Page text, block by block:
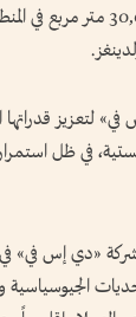
مستودع لوجستي متطور
لتعزيز قدراتها
في ظل
«دي إس في»